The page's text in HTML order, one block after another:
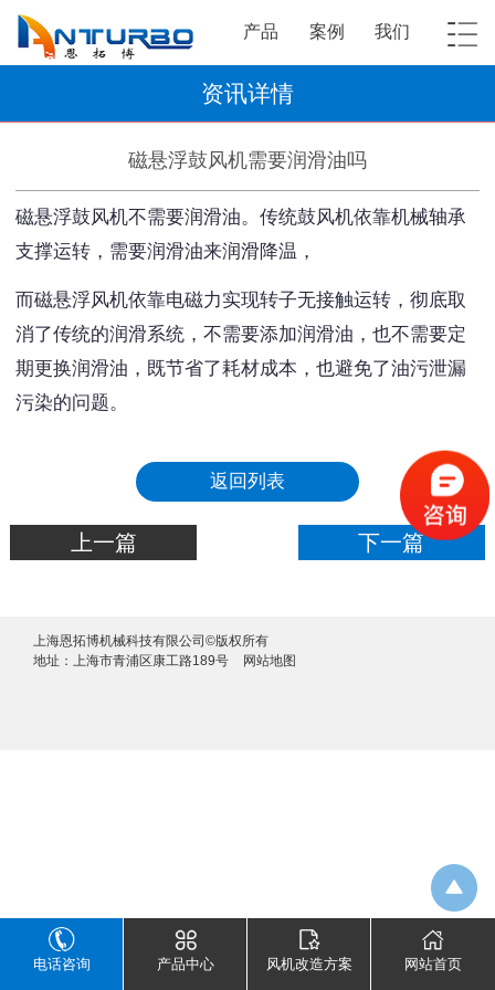
产品 案例 我们
资讯详情
磁悬浮鼓风机需要润滑油吗
磁悬浮鼓风机不需要润滑油。传统鼓风机依靠机械轴承
支撑运转，需要润滑油来润滑降温，
而磁悬浮风机依靠电磁力实现转子无接触运转，彻底取
消了传统的润滑系统，不需要添加润滑油，也不需要定
期更换润滑油，既节省了耗材成本，也避免了油污泄漏
污染的问题。
返回列表
上一篇 下一篇
上海恩拓博机械科技有限公司©版权所有
地址：上海市青浦区康工路189号
网站地图
电话咨询 产品中心 风机改造方案 网站首页